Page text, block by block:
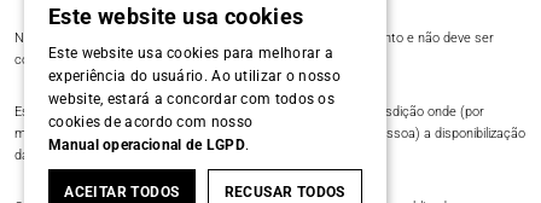
Nada neste site constitui conselho legal, fiscal ou de investimento e não deve ser
confiado ao fazer uma decisão de investimento.​
Este site não é direcionado a qualquer pessoa em qualquer jurisdição onde (por
motivo de nacionalidade, residência ou outra condição de tal pessoa) a disponibilização
das informações aqui contidas seja proibida.​
PORTUGUESE
Este website usa cookies
Este website usa cookies para melhorar a
experiência do usuário. Ao utilizar o nosso
website, estará a concordar com todos os
cookies de acordo com nosso
Manual operacional de LGPD.
ACEITAR TODOS RECUSAR TODOS